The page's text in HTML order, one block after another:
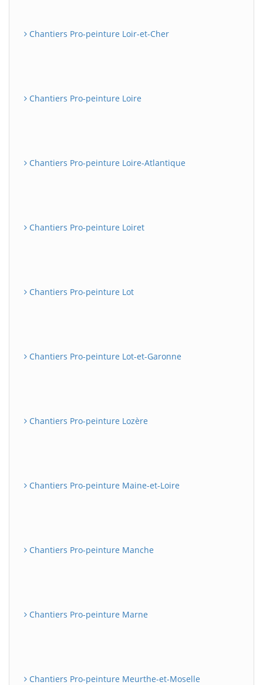
Chantiers Pro-peinture Loir-et-Cher
Chantiers Pro-peinture Loire
Chantiers Pro-peinture Loire-Atlantique
Chantiers Pro-peinture Loiret
Chantiers Pro-peinture Lot
Chantiers Pro-peinture Lot-et-Garonne
Chantiers Pro-peinture Lozère
Chantiers Pro-peinture Maine-et-Loire
Chantiers Pro-peinture Manche
Chantiers Pro-peinture Marne
Chantiers Pro-peinture Meurthe-et-Moselle